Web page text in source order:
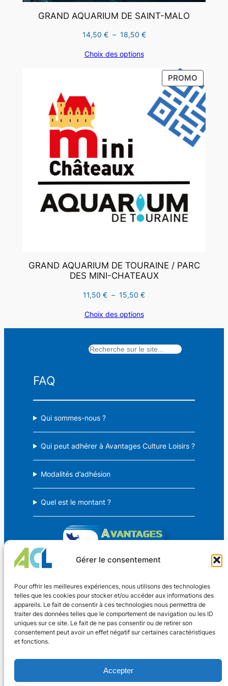
Gérer le consentement
Pour offrir les meilleures expériences, nous utilisons des technologies
telles que les cookies pour stocker et/ou accéder aux informations des
appareils. Le fait de consentir à ces technologies nous permettra de
traiter des données telles que le comportement de navigation ou les ID
uniques sur ce site. Le fait de ne pas consentir ou de retirer son
consentement peut avoir un effet négatif sur certaines caractéristiques
et fonctions.
Accepter
GRAND AQUARIUM DE SAINT-MALO
14,50 € – 18,50 €Plage
18,50 €
Choix des options
PROMO
EN
GRAND AQUARIUM DE TOURAINE / PARC
DES MINI-CHATEAUX
11,50 € – 15,50 €Plage
11,50 €
15,50 €
Choix des options
FAQ
Qui sommes-nous ?
Qui peut adhérer à Avantages Culture Loisirs ?
Modalités d’adhésion
Quel est le montant ?
Avantages Culture Loisirs
Des avantages CSE pour TOUS !
Coordonnées
4 rue Dr Oberkirch
Contact